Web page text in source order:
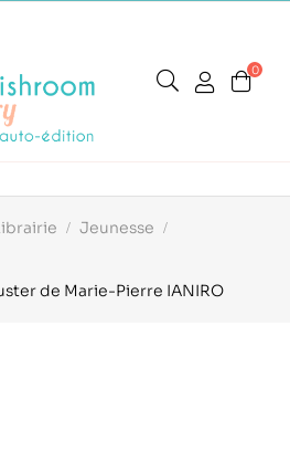
0
Jeunesse
de Marie-Pierre IANIRO